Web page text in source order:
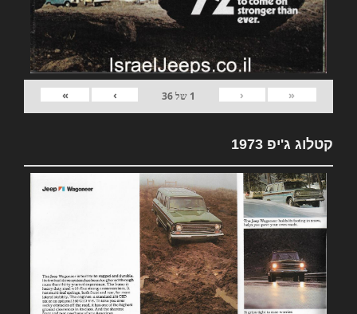
«
‹
1 של36
›
»
קטלוג ג'יפ 1973